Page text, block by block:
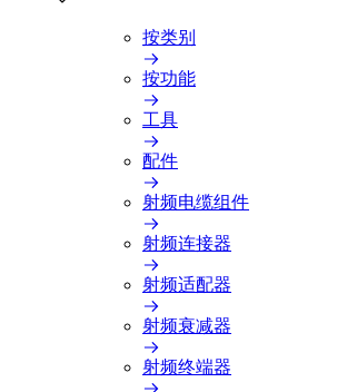
按类别
按功能
工具
配件
射频电缆组件
射频连接器
射频适配器
射频衰减器
射频终端器